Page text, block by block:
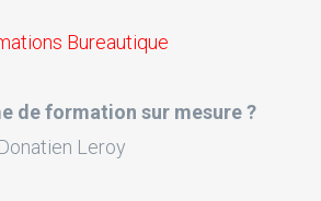
Bureautique
de formation sur mesure ?
Leroy